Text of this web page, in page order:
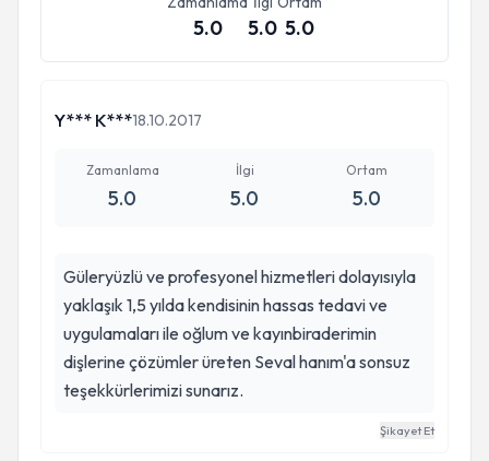
5.0 5.0 5.0
Y*** K***18.10.2017
Zamanlama
5.0
İlgi
5.0
Ortam
5.0
Güleryüzlü ve profesyonel hizmetleri dolayısıyla
yaklaşık 1,5 yılda kendisinin hassas tedavi ve
uygulamaları ile oğlum ve kayınbiraderimin
dişlerine çözümler üreten Seval hanım'a sonsuz
teşekkürlerimizi sunarız.
Şikayet Et